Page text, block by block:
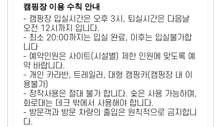
캠핑장 이용 수칙 안내
- 캠핑장 입실시간은 오후 3시, 퇴실시간은 다음날
오전 12시까지 입니다.
- 최소 20:00까지는 입실 완료, 이후는 입실불가합
니다
- 예약인원은 사이트(시설별) 제한 인원에 맞도록 예
약 바랍니다.
- 개인 카라반, 트레일러, 대형 캠핑카(캠핑장 내 이
용불가)
- 장작사용은 절대 불가 합니다. 숯은 사용 가능하며,
화로대는 데크 밖에서 사용해야 합니다.
- 방문객과 방문 차량의 출입은 원칙적으로 금지합니
다.